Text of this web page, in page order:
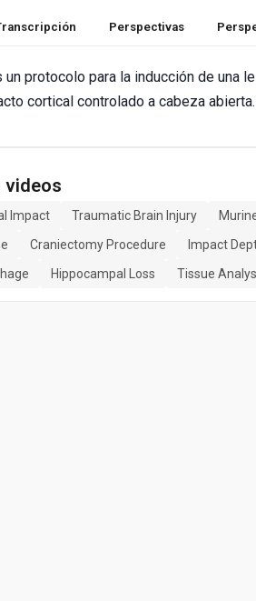
Perspectivas
protocolo para la inducción de una
cortical controlado a cabeza abierta.
videos
Impact Traumatic Brain Injury
Craniectomy Procedure
Impact
Hippocampal Loss Tissue